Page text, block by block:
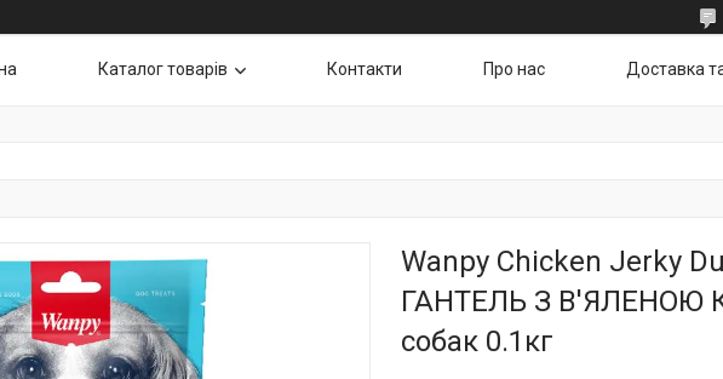
Каталог товарів Контакти Про нас Доставка
Wanpy Chicken Jerky
ГАНТЕЛЬ З В'ЯЛЕНОЮ
собак 0.1кг